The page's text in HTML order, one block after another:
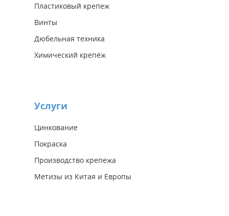
Пластиковый крепеж
Винты
Дюбельная техника
Химический крепёж
Услуги
Цинкование
Покраска
Производство крепежа
Метизы из Китая и Европы